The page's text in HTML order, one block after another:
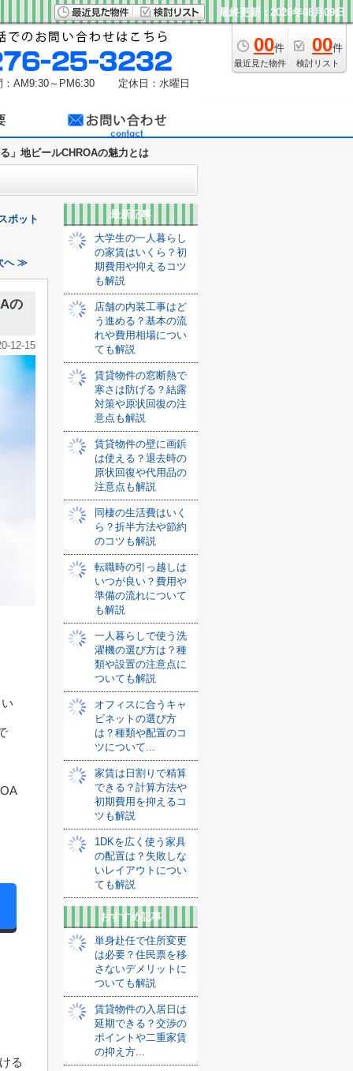
最終更新：2026年08月09日
00件
最近見た物件
00件
検討リスト
：AM9:30～PM6:30 定休日：水曜日
」地ビールCHROAの魅力とは
ポット
へ ≫
の
12-15
る
最新記事
大学生の一人暮らし
の家賃はいくら？初
期費用や抑えるコツ
も解説
店舗の内装工事はど
う進める？基本の流
れや費用相場につい
ても解説
賃貸物件の窓断熱で
寒さは防げる？結露
対策や原状回復の注
意点も解説
賃貸物件の壁に画鋲
は使える？退去時の
原状回復や代用品の
注意点も解説
同棲の生活費はいく
ら？折半方法や節約
のコツも解説
転職時の引っ越しは
いつが良い？費用や
準備の流れについて
も解説
一人暮らしで使う洗
濯機の選び方は？種
類や設置の注意点に
ついても解説
オフィスに合うキャ
ビネットの選び方
は？種類や配置のコ
ツについて...
家賃は日割りで精算
できる？計算方法や
初期費用を抑えるコ
ツも解説
1DKを広く使う家具
の配置は？失敗しな
いレイアウトについ
ても解説
おすすめ記事
単身赴任で住所変更
は必要？住民票を移
さないデメリットに
ついても解説
賃貸物件の入居日は
延期できる？交渉の
ポイントや二重家賃
の抑え方...